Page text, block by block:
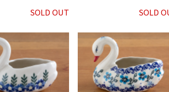
SOLD OUT SOLD